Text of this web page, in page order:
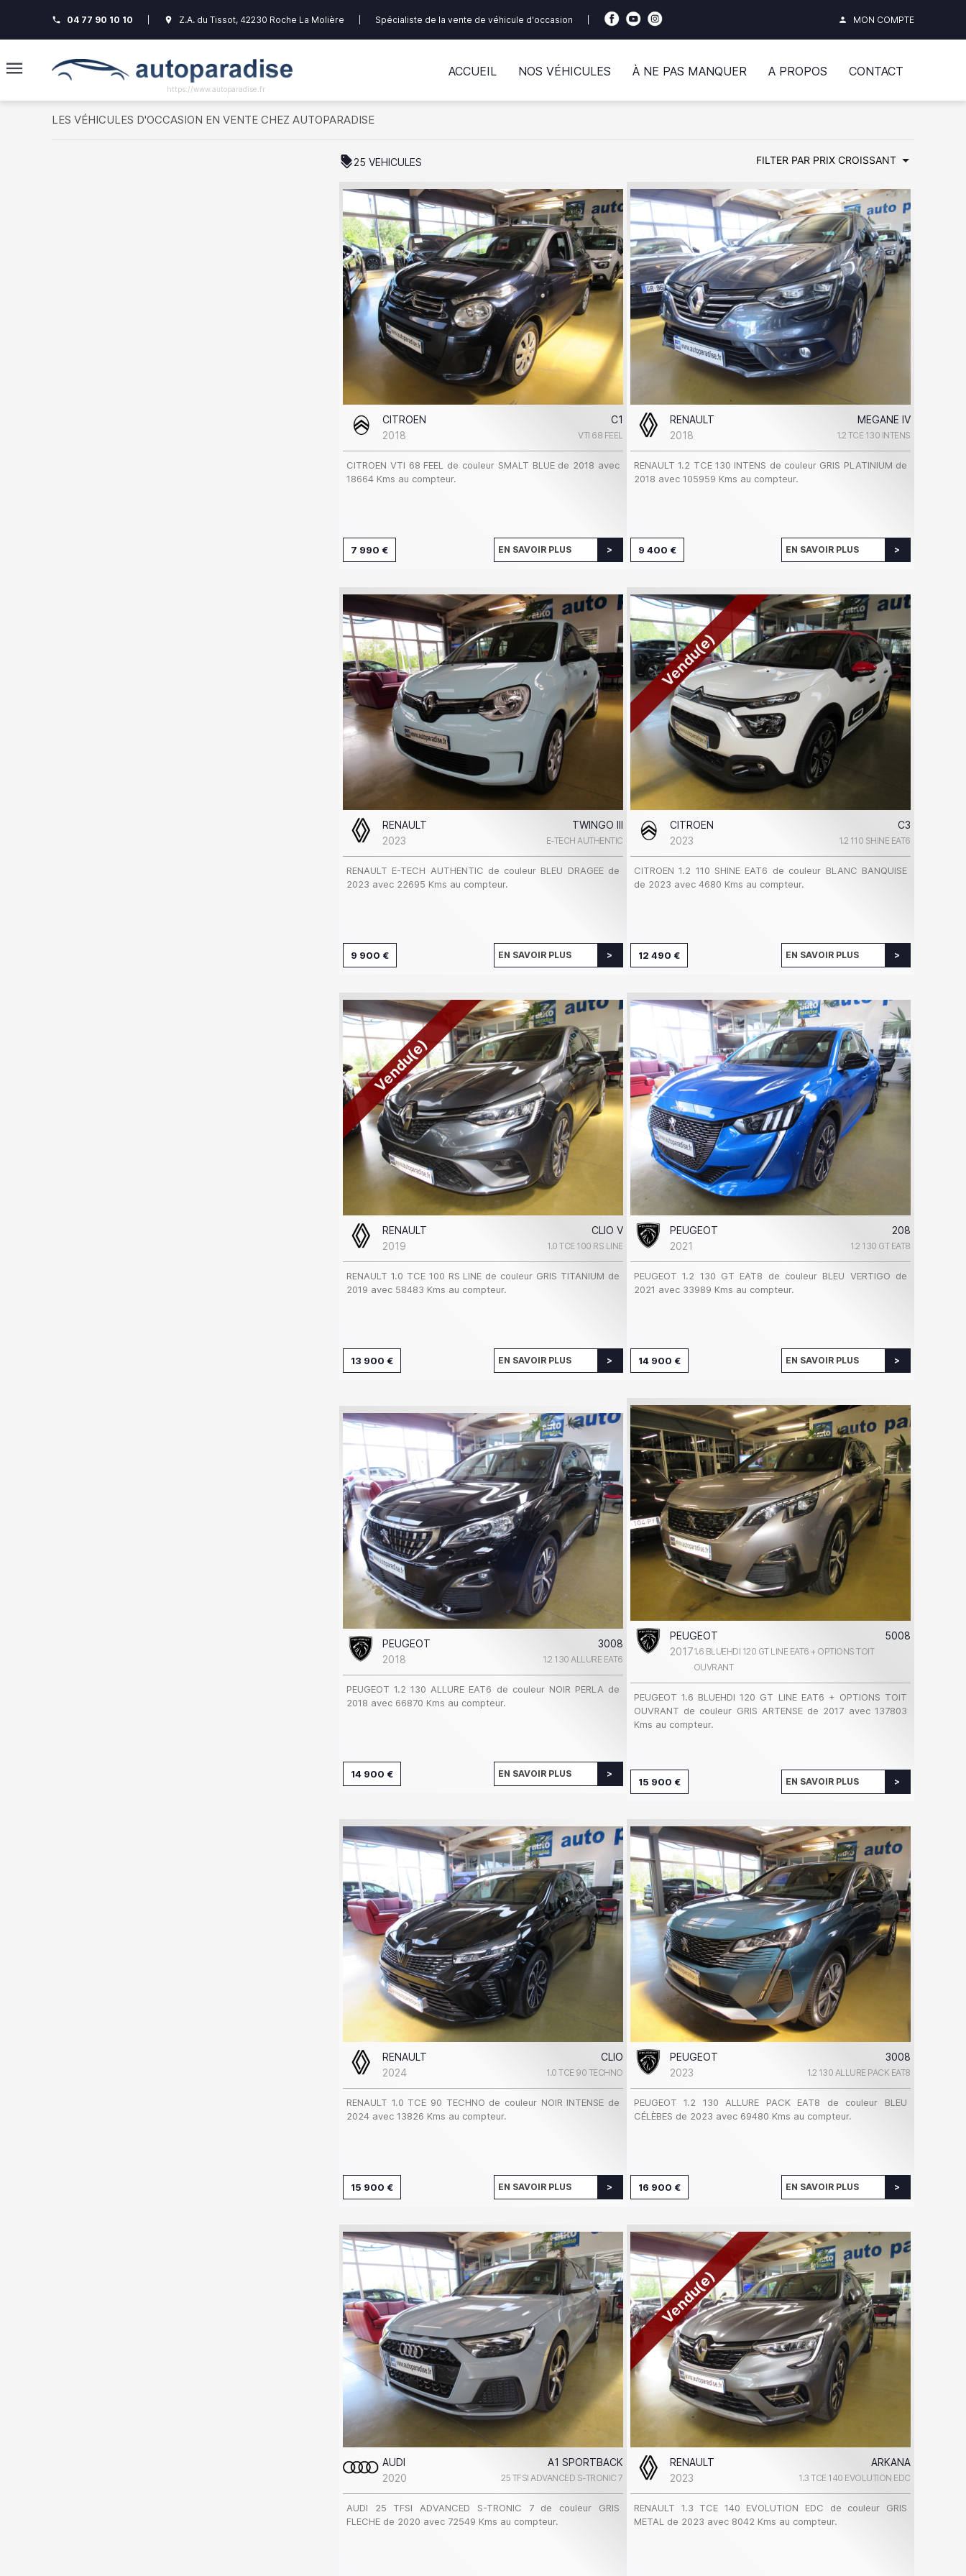
phone 04 77 90 10 10 room Z.A. du Tissot, 42230 Roche La Molière Spécialiste de la vente de véhicule d'occasion person MON COMPTE
https://www.autoparadise.fr
ACCUEIL NOS VÉHICULES À NE PAS MANQUER A PROPOS CONTACT
LES VÉHICULES D'OCCASION EN VENTE CHEZ AUTOPARADISE
discount25 VEHICULES
CITROEN
C1
2018
VTI 68 FEEL
CITROEN VTI 68 FEEL de couleur SMALT BLUE de 2018 avec
18664 Kms au compteur.
7 990 € EN SAVOIR PLUS
RENAULT
MEGANE IV
2018
1.2 TCE 130 INTENS
RENAULT 1.2 TCE 130 INTENS de couleur GRIS PLATINIUM de
2018 avec 105959 Kms au compteur.
9 400 € EN SAVOIR PLUS
RENAULT
TWINGO III
2023
E-TECH AUTHENTIC
RENAULT E-TECH AUTHENTIC de couleur BLEU DRAGEE de
2023 avec 22695 Kms au compteur.
9 900 € EN SAVOIR PLUS
Vendu(e)
CITROEN
C3
2023
1.2 110 SHINE EAT6
CITROEN 1.2 110 SHINE EAT6 de couleur BLANC BANQUISE
de 2023 avec 4680 Kms au compteur.
12 490 € EN SAVOIR PLUS
Vendu(e)
RENAULT
CLIO V
2019
1.0 TCE 100 RS LINE
RENAULT 1.0 TCE 100 RS LINE de couleur GRIS TITANIUM de
2019 avec 58483 Kms au compteur.
13 900 € EN SAVOIR PLUS
PEUGEOT
208
2021
1.2 130 GT EAT8
PEUGEOT 1.2 130 GT EAT8 de couleur BLEU VERTIGO de
2021 avec 33989 Kms au compteur.
14 900 € EN SAVOIR PLUS
PEUGEOT
3008
2018
1.2 130 ALLURE EAT6
PEUGEOT 1.2 130 ALLURE EAT6 de couleur NOIR PERLA de
2018 avec 66870 Kms au compteur.
14 900 € EN SAVOIR PLUS
PEUGEOT
5008
20171.6 BLUEHDI 120 GT LINE EAT6 + OPTIONS TOIT
OUVRANT
PEUGEOT 1.6 BLUEHDI 120 GT LINE EAT6 + OPTIONS TOIT
OUVRANT de couleur GRIS ARTENSE de 2017 avec 137803
Kms au compteur.
15 900 € EN SAVOIR PLUS
RENAULT
CLIO
2024
1.0 TCE 90 TECHNO
RENAULT 1.0 TCE 90 TECHNO de couleur NOIR INTENSE de
2024 avec 13826 Kms au compteur.
15 900 € EN SAVOIR PLUS
PEUGEOT
3008
2023
1.2 130 ALLURE PACK EAT8
PEUGEOT 1.2 130 ALLURE PACK EAT8 de couleur BLEU
CÉLÈBES de 2023 avec 69480 Kms au compteur.
16 900 € EN SAVOIR PLUS
AUDI
A1 SPORTBACK
2020
25 TFSI ADVANCED S-TRONIC 7
AUDI 25 TFSI ADVANCED S-TRONIC 7 de couleur GRIS
FLECHE de 2020 avec 72549 Kms au compteur.
Vendu(e)
RENAULT
ARKANA
2023
1.3 TCE 140 EVOLUTION EDC
RENAULT 1.3 TCE 140 EVOLUTION EDC de couleur GRIS
METAL de 2023 avec 8042 Kms au compteur.